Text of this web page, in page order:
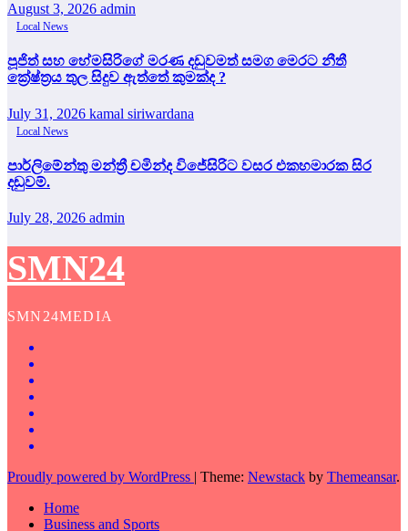
August 3, 2026 admin
Local News
පූජිත් සහ හේමසිරිගේ මරණ දඩුවමත් සමග මෙරට නීතී
ක්‍රේෂ්ත්‍රය තුල සිදුව ඇත්තේ කුමක්ද ?
July 31, 2026 kamal siriwardana
Local News
පාර්ලිමේන්තු මන්ත්‍රී චමින්ද විජේසිරිට වසර එකහමාරක සිර
දඬුවම්.
July 28, 2026 admin
SMN24
SMN24MEDIA
Proudly powered by WordPress | Theme: Newstack by Themeansar.
Home
Business and Sports